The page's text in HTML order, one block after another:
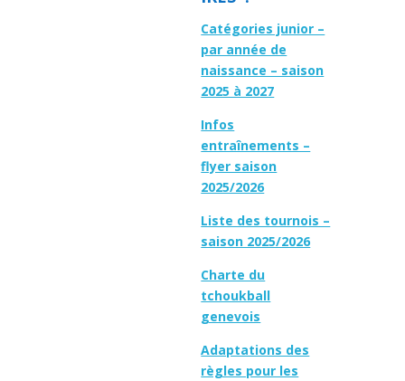
Catégories junior –
par année de
naissance – saison
2025 à 2027
Infos
entraînements –
flyer saison
2025/2026
Liste des tournois –
saison 2025/2026
Charte du
tchoukball
genevois
Adaptations des
règles pour les